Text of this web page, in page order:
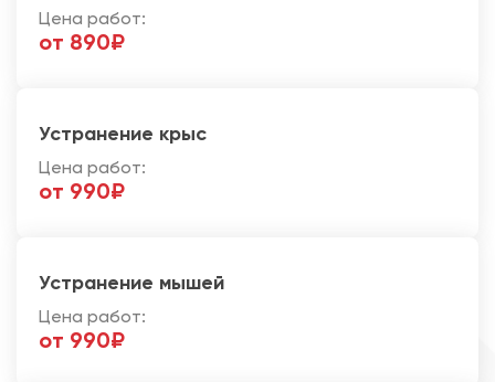
Цена работ:
от 890₽
Устранение крыс
Цена работ:
от 990₽
Устранение мышей
Цена работ:
от 990₽